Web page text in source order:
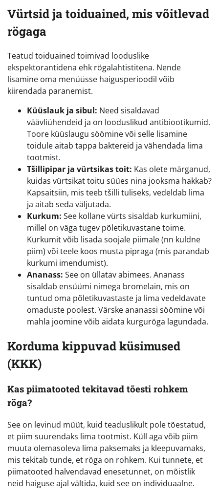
Vürtsid ja toiduained, mis võitlevad
rögaga
Teatud toiduained toimivad looduslike
ekspektorantidena ehk rögalahtistitena. Nende
lisamine oma menüüsse haigusperioodil võib
kiirendada paranemist.
Küüslauk ja sibul: Need sisaldavad
väävliühendeid ja on looduslikud antibiootikumid.
Toore küüslaugu söömine või selle lisamine
toidule aitab tappa baktereid ja vähendada lima
tootmist.
Tšillipipar ja vürtsikas toit: Kas olete märganud,
kuidas vürtsikat toitu süües nina jooksma hakkab?
Kapsaitsiin, mis teeb tšilli tuliseks, vedeldab lima
ja aitab seda väljutada.
Kurkum: See kollane vürts sisaldab kurkumiini,
millel on väga tugev põletikuvastane toime.
Kurkumit võib lisada soojale piimale (nn kuldne
piim) või teele koos musta pipraga (mis parandab
kurkumi imendumist).
Ananass: See on üllatav abimees. Ananass
sisaldab ensüümi nimega bromelain, mis on
tuntud oma põletikuvastaste ja lima vedeldavate
omaduste poolest. Värske ananassi söömine või
mahla joomine võib aidata kurguröga lagundada.
Korduma kippuvad küsimused
(KKK)
Kas piimatooted tekitavad tõesti rohkem
röga?
See on levinud müüt, kuid teaduslikult pole tõestatud,
et piim suurendaks lima tootmist. Küll aga võib piim
muuta olemasoleva lima paksemaks ja kleepuvamaks,
mis tekitab tunde, et röga on rohkem. Kui tunnete, et
piimatooted halvendavad enesetunnet, on mõistlik
neid haiguse ajal vältida, kuid see on individuaalne.